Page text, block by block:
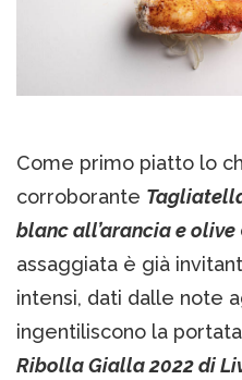
Come primo piatto lo
corroborante
blanc all’arancia e olive
assaggiata è già
intensi, dati dalle note
ingentiliscono la
Ribolla Gialla 2022 di